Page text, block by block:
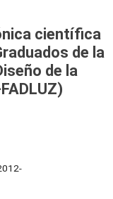
científica
de la
de la